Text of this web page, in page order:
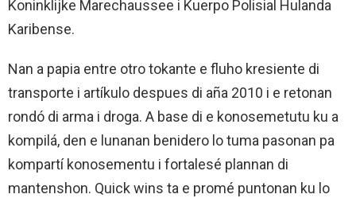
Koninklijke Marechaussee i Kuerpo Polisial Hulanda
Karibense.
Nan a papia entre otro tokante e fluho kresiente di
transporte i artíkulo despues di aña 2010 i e retonan
rondó di arma i droga. A base di e konosemetutu ku a
kompilá, den e lunanan benidero lo tuma pasonan pa
kompartí konosementu i fortalesé plannan di
mantenshon. Quick wins ta e promé puntonan ku lo